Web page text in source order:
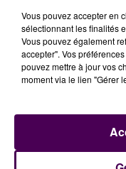
Adrien Chauvin
Vous pouvez accepter en
sélectionnant les finalités
Vous pouvez également
accepter". Vos
pouvez mettre à jour vos
moment via le lien "Gérer